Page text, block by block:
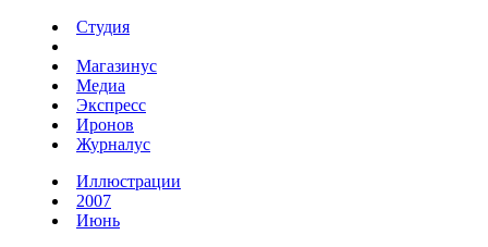
Студия
Магазинус
Медиа
Экспресс
Иронов
Журналус
Иллюстрации
2007
Июнь